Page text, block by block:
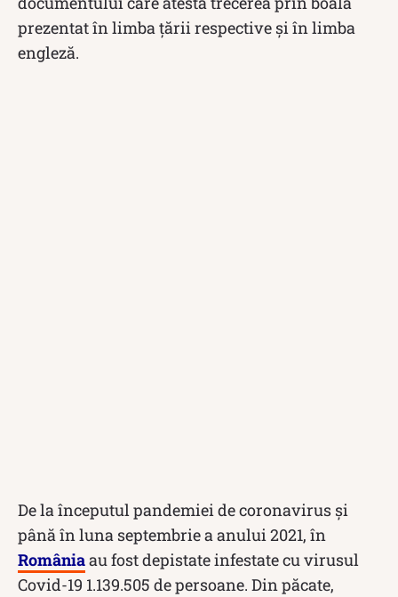
prezentat în limba țării respective și în limba
engleză.
De la începutul pandemiei de coronavirus și
până în luna septembrie a anului 2021, în
Româniaau fost depistate infestate cu virusul
Covid-19 1.139.505 de persoane. Din păcate,